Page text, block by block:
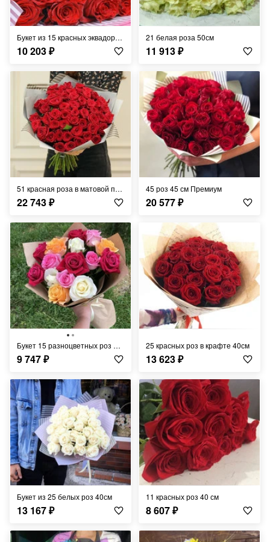
Букет из 15 красных эквадорских роз 50см
10 203₽
21 белая роза 50см
11 913₽
51 красная роза в матовой пленке 50см
22 743₽
45 роз 45 см Премиум
20 577₽
Букет 15 разноцветных роз «Эмоции»
9 747₽
25 красных роз в крафте 40см
13 623₽
Букет из 25 белых роз 40см
13 167₽
11 красных роз 40 см
8 607₽